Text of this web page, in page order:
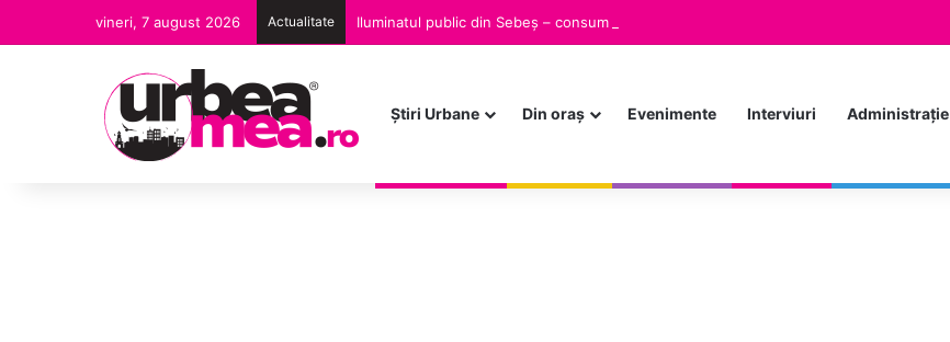
vineri, 7 august 2026 Actualitate Iluminatul public din Sebeș – consum redus de energie, siguranță menținută
Ştiri Urbane Din oraș Evenimente Interviuri Administrație